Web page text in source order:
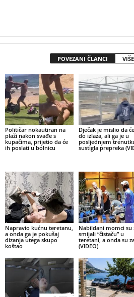
POVEZANI ČLANCI
Političar nokautiran na
plaži nakon svađe s
kupačima, prijetio da će
ih poslati u bolnicu
Dječak je mislio da
do izlaza, ali ga je u
posljednjem
sustigla prepreka
Napravio kućnu teretanu,
a onda ga je pokušaj
dizanja utega skupo
koštao
Nabildani momci su
smijali “čistaču” u
teretani, a onda su
(VIDEO)